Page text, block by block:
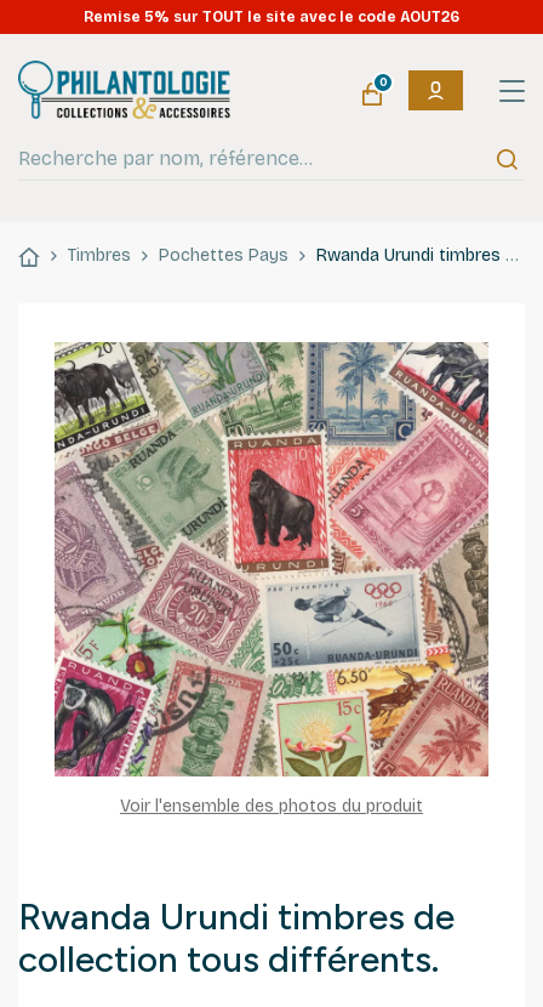
Remise 5% sur TOUT le site avec le code AOUT26
0
Timbres Pochettes Pays Rwanda Urundi timbres de collection tous différents.
Voir l'ensemble des photos du produit
Rwanda Urundi timbres de
collection tous différents.